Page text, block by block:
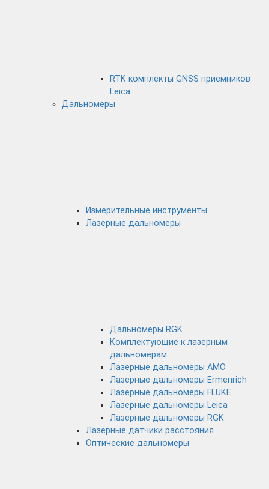
RTK комплекты GNSS приемников
Leica
Дальномеры
Измерительные инструменты
Лазерные дальномеры
Дальномеры RGK
Комплектующие к лазерным
дальномерам
Лазерные дальномеры AMO
Лазерные дальномеры Ermenrich
Лазерные дальномеры FLUKE
Лазерные дальномеры Leica
Лазерные дальномеры RGK
Лазерные датчики расстояния
Оптические дальномеры